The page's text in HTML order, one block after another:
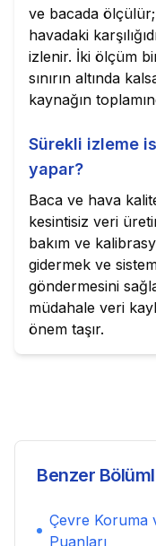
ve bacada
havadaki
izlenir. İki ölçüm
sınırın altında
kaynağın
Sürekli izleme
yapar?
Baca ve hava
kesintisiz veri
bakım ve
gidermek ve
göndermesini
müdahale veri
önem taşır.
Benzer
Çevre Koruma
Puanları